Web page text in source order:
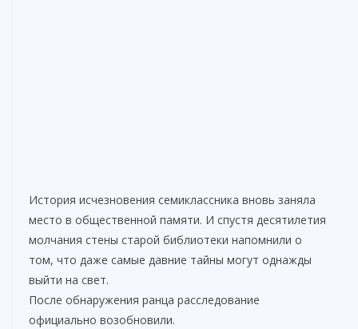
История исчезновения семиклассника вновь заняла
место в общественной памяти. И спустя десятилетия
молчания стены старой библиотеки напомнили о
том, что даже самые давние тайны могут однажды
выйти на свет.
После обнаружения ранца расследование
официально возобновили.